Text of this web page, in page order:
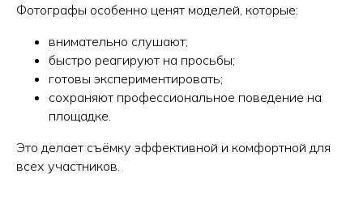
Фотографы особенно ценят моделей, которые:
внимательно слушают;
быстро реагируют на просьбы;
готовы экспериментировать;
сохраняют профессиональное поведение на
площадке.
Это делает съёмку эффективной и комфортной для
всех участников.